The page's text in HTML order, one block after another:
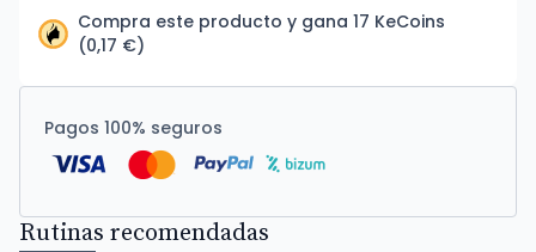
Compra este producto y gana 17 KeCoins
(0,17 €)
Pagos 100% seguros
Rutinas recomendadas